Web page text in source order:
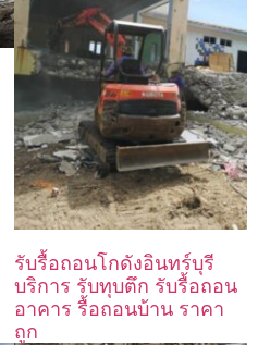
รับรื้อถอนโกดังอินทร์บุรี
บริการ รับทุบตึก รับรื้อถอน
อาคาร รื้อถอนบ้าน ราคา
ถูก